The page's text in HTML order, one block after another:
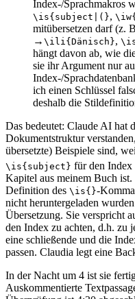
Index-/Sprachmakros
\is{subject|(},
mitübersetzen darf (z.
→ \ili{Dänisch},
hängt davon ab, wie
sie ihr Argument nur
Index-/
ich einen Schlüssel
deshalb die
Das bedeutet: Claude AI hat
Dokumentstruktur
übersetzte) Beispiele sind,
\is{subject} für den Index
Kapitel aus meinem Buch ist.
Definition des \is{}-
nicht heruntergeladen
Übersetzung. Sie verspricht
den Index zu achten, d.h. zu
eine schließende und die
passen. Claudia legt eine
In der Nacht um 4 ist sie
Auskommentierte